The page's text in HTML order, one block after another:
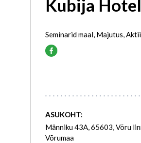
Kubija
Seminarid maal, Majutus,
ASUKOHT:
Männiku 43A, 65603, Võru
Võrumaa